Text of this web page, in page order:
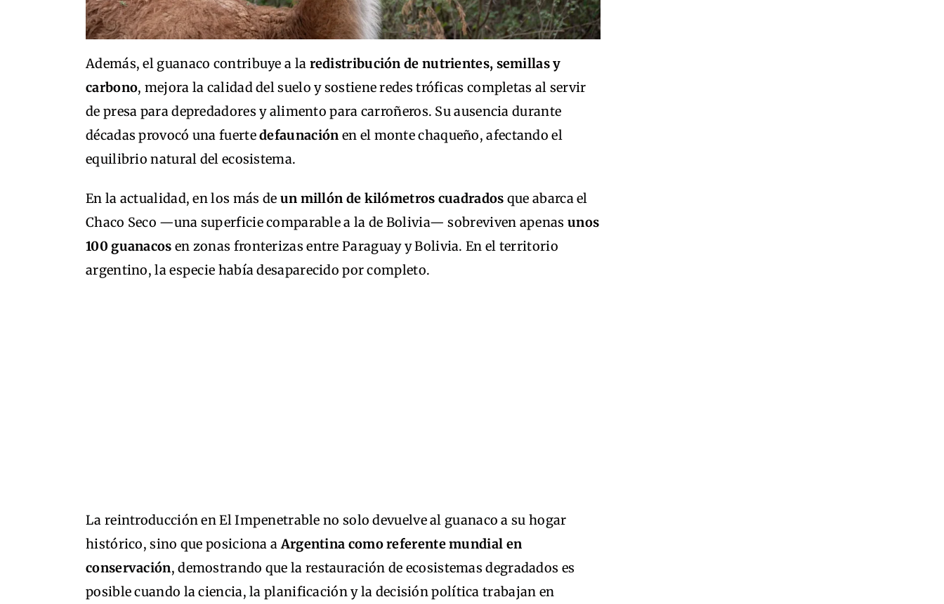
Además, el guanaco contribuye a la redistribución de nutrientes, semillas y
carbono, mejora la calidad del suelo y sostiene redes tróficas completas al servir
de presa para depredadores y alimento para carroñeros. Su ausencia durante
décadas provocó una fuertedefaunación en el monte chaqueño, afectando el
equilibrio natural del ecosistema.
En la actualidad, en los más de un millón de kilómetros cuadrados que abarca el
Chaco Seco —una superficie comparable a la de Bolivia— sobreviven apenas unos
100 guanacos en zonas fronterizas entre Paraguay y Bolivia. En el territorio
argentino, la especie había desaparecido por completo.
La reintroducción en El Impenetrable no solo devuelve al guanaco a su hogar
histórico, sino que posiciona aArgentina como referente mundial en
conservación, demostrando que la restauración de ecosistemas degradados es
posible cuando la ciencia, la planificación y la decisión política trabajan en